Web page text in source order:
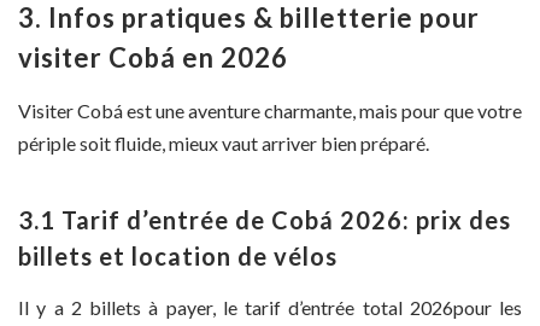
3. Infos pratiques & billetterie pour
visiter Cobá en 2026
Visiter Cobá est une aventure charmante, mais pour que votre
périple soit fluide, mieux vaut arriver bien préparé.
3.1 Tarif d’entrée de Cobá 2026: prix des
billets et location de vélos
Il y a 2 billets à payer, le tarif d’entrée total 2026pour les